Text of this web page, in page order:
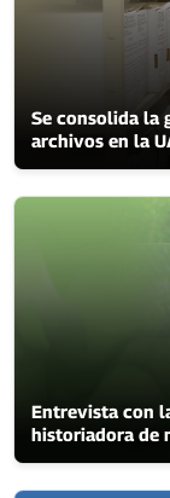
Se consolida la
archivos en la
Entrevista con
historiadora de